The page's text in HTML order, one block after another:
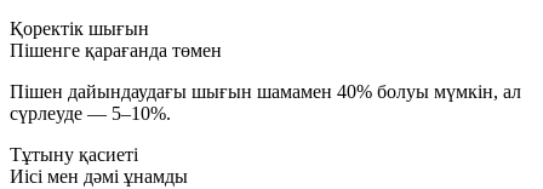
Қоректік шығын
Пішенге қарағанда төмен
Пішен дайындаудағы шығын шамамен 40% болуы мүмкін, ал
сүрлеуде — 5–10%.
Тұтыну қасиеті
Иісі мен дәмі ұнамды